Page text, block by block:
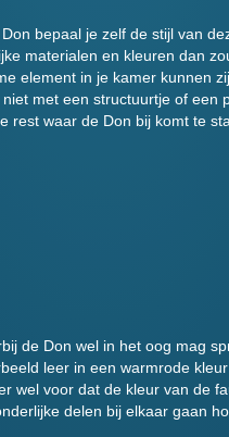
bepaal je zelf de stijl van
materialen en kleuren dan
element in je kamer kunnen
met een structuurtje of een
rest waar de Don bij komt te
de Don wel in het oog mag
leer in een warmrode
wel voor dat de kleur van de
delen bij elkaar gaan